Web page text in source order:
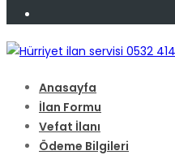
Anasayfa
İlan Formu
Vefat İlanı
Ödeme Bilgileri